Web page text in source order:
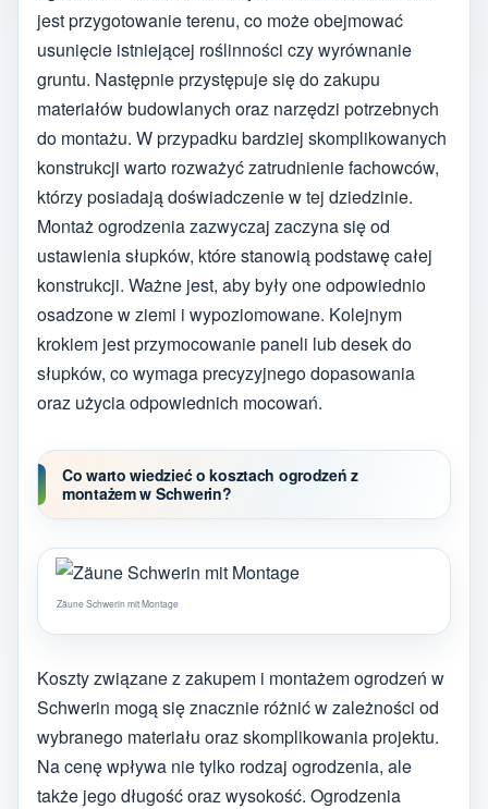
jest przygotowanie terenu, co może obejmować
usunięcie istniejącej roślinności czy wyrównanie
gruntu. Następnie przystępuje się do zakupu
materiałów budowlanych oraz narzędzi potrzebnych
do montażu. W przypadku bardziej skomplikowanych
konstrukcji warto rozważyć zatrudnienie fachowców,
którzy posiadają doświadczenie w tej dziedzinie.
Montaż ogrodzenia zazwyczaj zaczyna się od
ustawienia słupków, które stanowią podstawę całej
konstrukcji. Ważne jest, aby były one odpowiednio
osadzone w ziemi i wypoziomowane. Kolejnym
krokiem jest przymocowanie paneli lub desek do
słupków, co wymaga precyzyjnego dopasowania
oraz użycia odpowiednich mocowań.
Co warto wiedzieć o kosztach ogrodzeń z
montażem w Schwerin?
Zäune Schwerin mit Montage
Koszty związane z zakupem i montażem ogrodzeń w
Schwerin mogą się znacznie różnić w zależności od
wybranego materiału oraz skomplikowania projektu.
Na cenę wpływa nie tylko rodzaj ogrodzenia, ale
także jego długość oraz wysokość. Ogrodzenia